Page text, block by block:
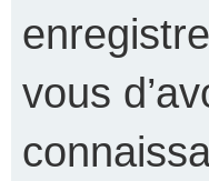
vous